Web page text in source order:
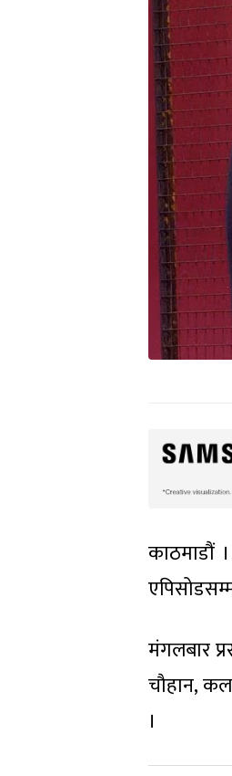
काठमाडौं
मंगलबार
चौहान,
।